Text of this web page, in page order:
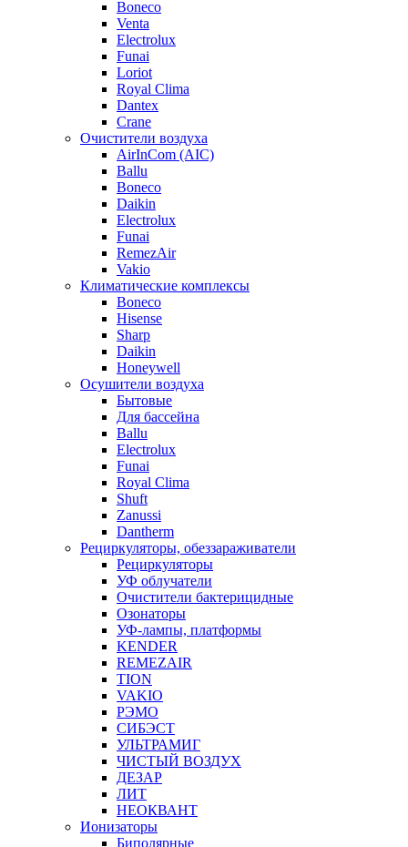
Boneco
Venta
Electrolux
Funai
Loriot
Royal Clima
Dantex
Crane
Очистители воздуха
AirInCom (AIC)
Ballu
Boneco
Daikin
Electrolux
Funai
RemezAir
Vakio
Климатические комплексы
Boneco
Hisense
Sharp
Daikin
Honeywell
Осушители воздуха
Бытовые
Для бассейна
Ballu
Electrolux
Funai
Royal Clima
Shuft
Zanussi
Dantherm
Рециркуляторы, обеззараживатели
Рециркуляторы
УФ облучатели
Очистители бактерицидные
Озонаторы
УФ-лампы, платформы
KENDER
REMEZAIR
TION
VAKIO
РЭМО
СИБЭСТ
УЛЬТРАМИГ
ЧИСТЫЙ ВОЗДУХ
ДЕЗАР
ЛИТ
НЕОКВАНТ
Ионизаторы
Биполярные